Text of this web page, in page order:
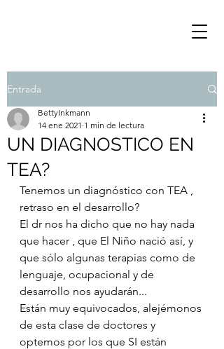
Entrada
UN DIAGNOSTICO EN
TEA?
BettyInkmann
14 ene 2021 1 min de lectura
Tenemos un diagnóstico con TEA ,
retraso en el desarrollo?
El dr nos ha dicho que no hay nada
que hacer , que El Niño nació así, y
que sólo algunas terapias como de
lenguaje, ocupacional y de
desarrollo nos ayudarán...
Están muy equivocados, alejémonos
de esta clase de doctores y
optemos por los que SI están